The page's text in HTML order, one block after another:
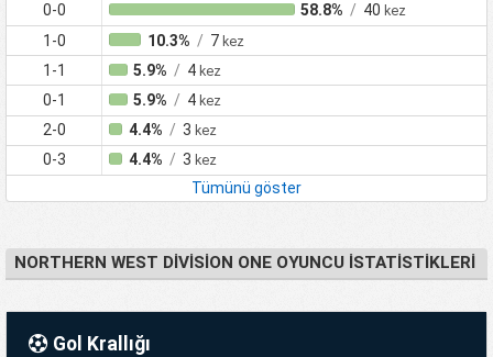
0-0 58.8% / 40kez
1-0 10.3% / 7 kez
1-1 5.9% / 4kez
0-1 5.9% / 4kez
2-0 4.4% / 3kez
0-3 4.4% / 3kez
Tümünü göster
NORTHERN WEST DIVISION ONE OYUNCU İSTATISTIKLERI
Gol Krallığı